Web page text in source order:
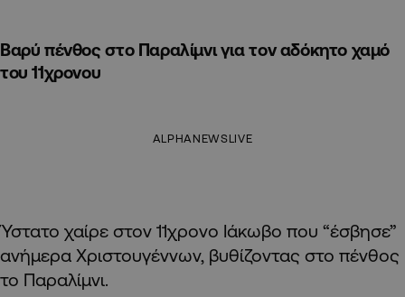
Βαρύ πένθος στο Παραλίμνι για τον αδόκητο χαμό
του 11χρονου
ALPHANEWSLIVE
Ύστατο χαίρε στον 11χρονο Ιάκωβο που “έσβησε”
ανήμερα Χριστουγέννων, βυθίζοντας στο πένθος
το Παραλίμνι.